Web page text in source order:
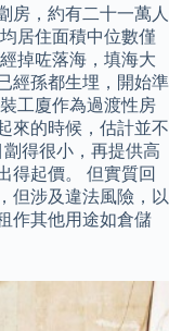
房，約有二十一萬人
居住面積中位數僅
掉咗落海，填海大
經孫都生埋，開始準
工廈作為過渡性房
來的時候，估計並不
得很小，再提供高
得起價。 但實質回
但涉及違法風險，以
作其他用途如倉儲